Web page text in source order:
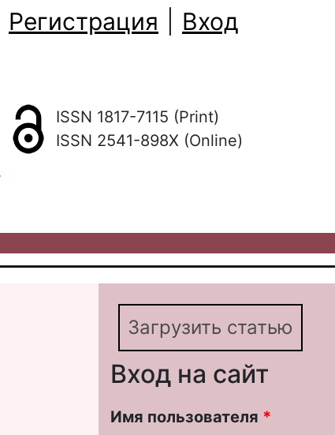
Регистрация Вход
ISSN 1817-7115 (Print)
ISSN 2541-898X (Online)
Загрузить статью
Вход на сайт
Имя пользователя *